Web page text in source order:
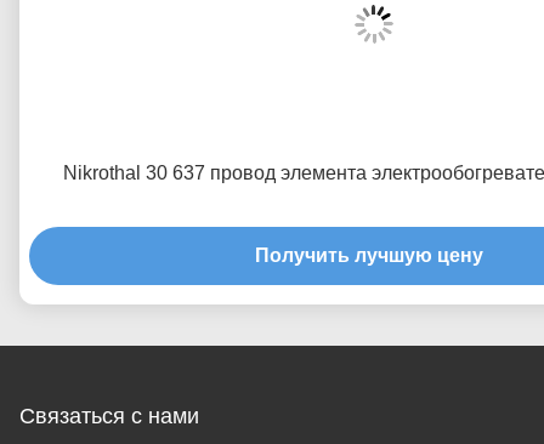
Nikrothal 30 637 провод элемента
Получить лучшую цену
Связаться с нами